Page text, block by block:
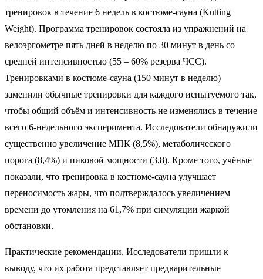
тренировок в течение 6 недель в костюме-сауна (Kutting
Weight). Программа тренировок состояла из упражнений на
велоэргометре пять дней в неделю по 30 минут в день со
средней интенсивностью (55 – 60% резерва ЧСС).
Тренировками в костюме-сауна (150 минут в неделю)
заменили обычные тренировки для каждого испытуемого так,
чтобы общий объём и интенсивность не изменялись в течение
всего 6-недельного эксперимента. Исследователи обнаружили
существенно увеличение МПК (8,5%), метаболического
порога (8,4%) и пиковой мощности (3,8). Кроме того, учёные
показали, что тренировка в костюме-сауна улучшает
переносимость жары, что подтверждалось увеличением
времени до утомления на 61,7% при симуляции жаркой
обстановки.
Практические рекомендации. Исследователи пришли к
выводу, что их работа представляет предварительные